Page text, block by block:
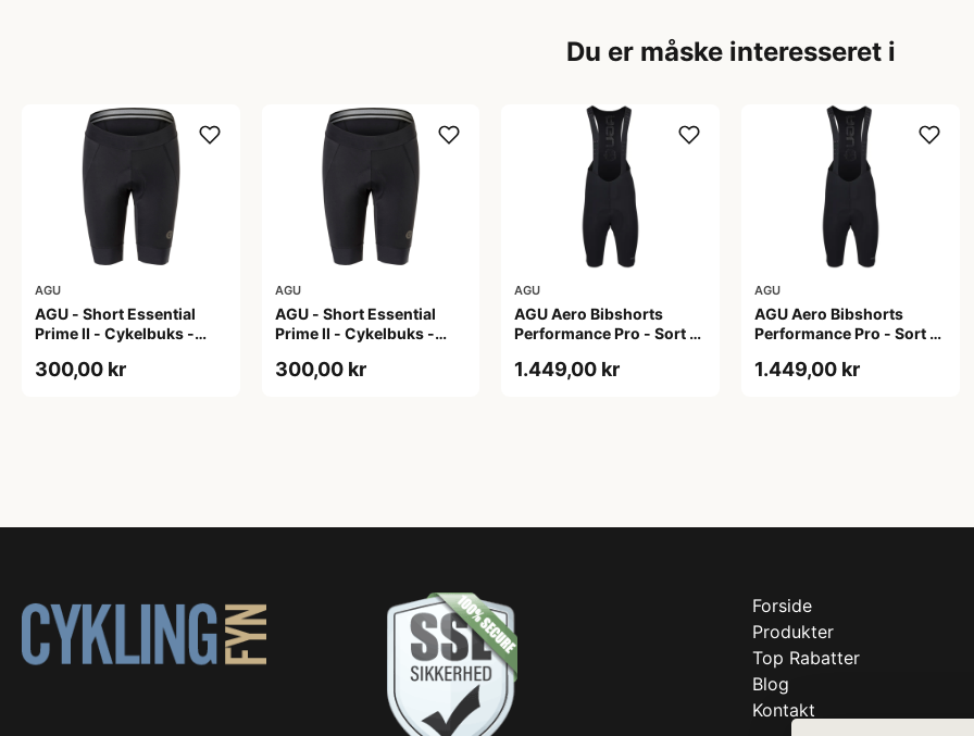
Du er måske interesseret i
AGU
AGU - Short Essential
Prime II - Cykelbuks -
300,00 kr
AGU
AGU - Short Essential
Prime II - Cykelbuks -
300,00 kr
AGU
AGU Aero Bibshorts
Performance Pro - Sort -
1.449,00 kr
AGU
AGU Aero Bibshorts
Performance Pro - Sort -
1.449,00 kr
Forside
Produkter
Top Rabatter
Blog
Kontakt